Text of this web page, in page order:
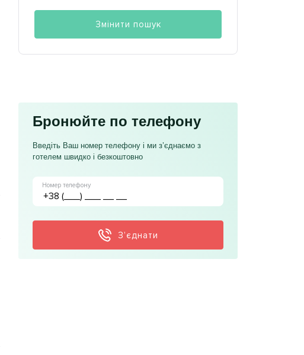
Змінити пошук
Бронюйте по телефону
Введіть Ваш номер телефону і ми з’єднаємо з
готелем швидко і безкоштовно
Номер телефону
З’єднати